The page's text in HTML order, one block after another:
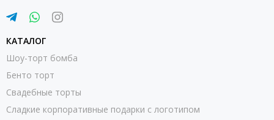
КАТАЛОГ
Шоу-торт бомба
Бенто торт
Свадебные торты
Сладкие корпоративные подарки с логотипом